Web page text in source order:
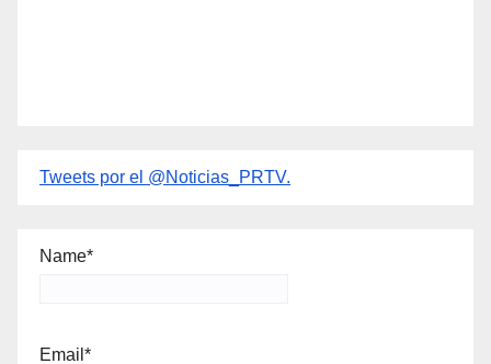
Tweets por el @Noticias_PRTV.
Name*
Email*